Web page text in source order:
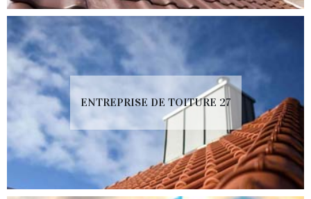
ENTREPRISE DE TOITURE 27